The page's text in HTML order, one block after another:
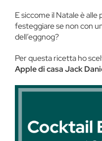
E siccome il Natale è
festeggiare se non con
dell’eggnog?
Per questa ricetta ho
Apple di casa Jack